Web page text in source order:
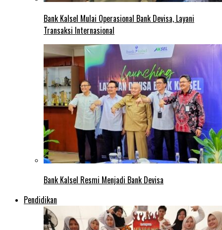
Bank Kalsel Mulai Operasional Bank Devisa, Layani
Transaksi Internasional
Bank Kalsel Resmi Menjadi Bank Devisa
Pendidikan